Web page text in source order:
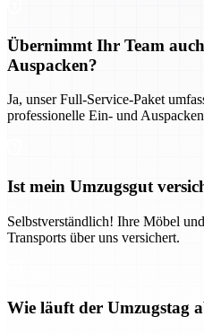
Übernimmt Ihr Team
Auspacken?
Ja, unser Full-Service-Paket
professionelle Ein- und
Ist mein Umzugsgut
Selbstverständlich! Ihre Möbel
Transports über uns versichert.
Wie läuft der Umzugstag